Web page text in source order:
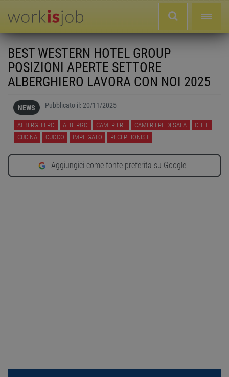
BEST WESTERN HOTEL GROUP
POSIZIONI APERTE SETTORE
ALBERGHIERO LAVORA CON NOI 2025
NEWS Pubblicato il: 20/11/2025
ALBERGHIERO ALBERGO CAMERIERE CAMERIERE DI SALA
CHEF
CUCINA
CUOCO IMPIEGATO RECEPTIONIST
Aggiungici come fonte preferita su Google